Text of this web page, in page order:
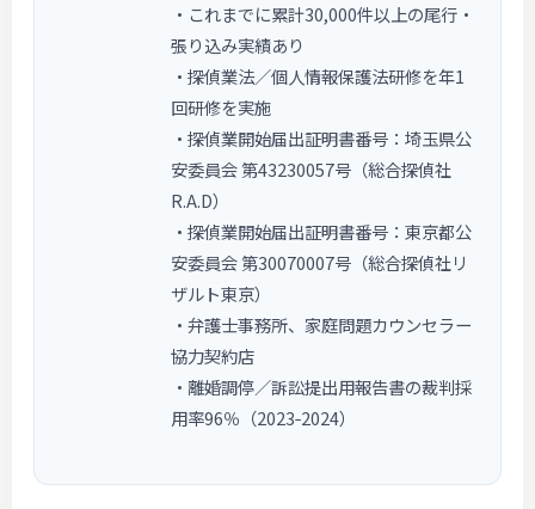
・これまでに累計30,000件以上の尾行・
張り込み実績あり
・探偵業法／個人情報保護法研修を年1
回研修を実施
・探偵業開始届出証明書番号：埼玉県公
安委員会 第43230057号（総合探偵社
R.A.D）
・探偵業開始届出証明書番号：東京都公
安委員会 第30070007号（総合探偵社リ
ザルト東京）
・弁護士事務所、家庭問題カウンセラー
協力契約店
・離婚調停／訴訟提出用報告書の裁判採
用率96％（2023‑2024）